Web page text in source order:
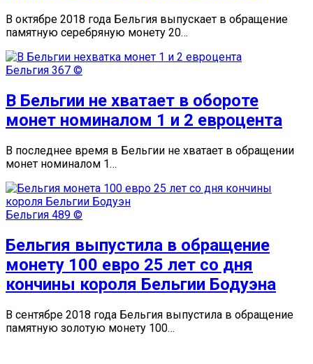
В октябре 2018 года Бельгия выпускает в обращение
памятную серебряную монету 20…
Бельгия 367 ©
В Бельгии не хватает в обороте
монет номиналом 1 и 2 евроцента
В последнее время в Бельгии не хватает в обращении
монет номиналом 1…
Бельгия 489 ©
Бельгия выпустила в обращение
монету 100 евро 25 лет со дня
кончины короля Бельгии Бодуэна
В сентябре 2018 года Бельгия выпустила в обращение
памятную золотую монету 100…